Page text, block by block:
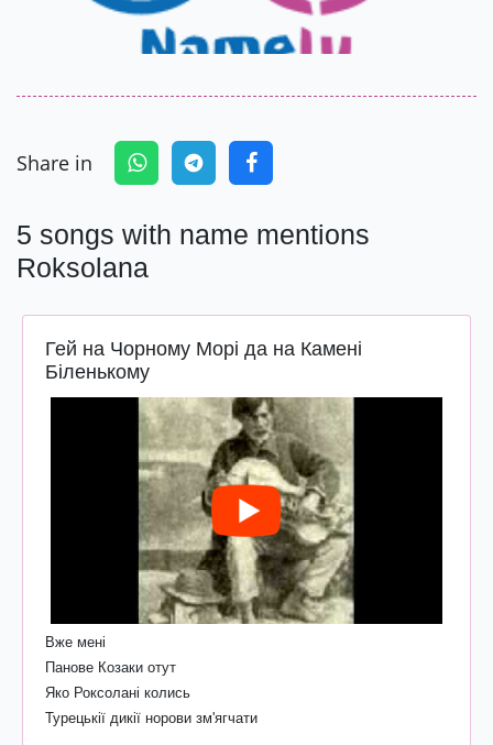
Share in
5 songs with name mentions
Roksolana
Гей на Чорному Морі да на Камені
Біленькому
Вже мені
Панове Козаки отут
Яко Роксолані колись
Турецькії дикії норови зм'ягчати